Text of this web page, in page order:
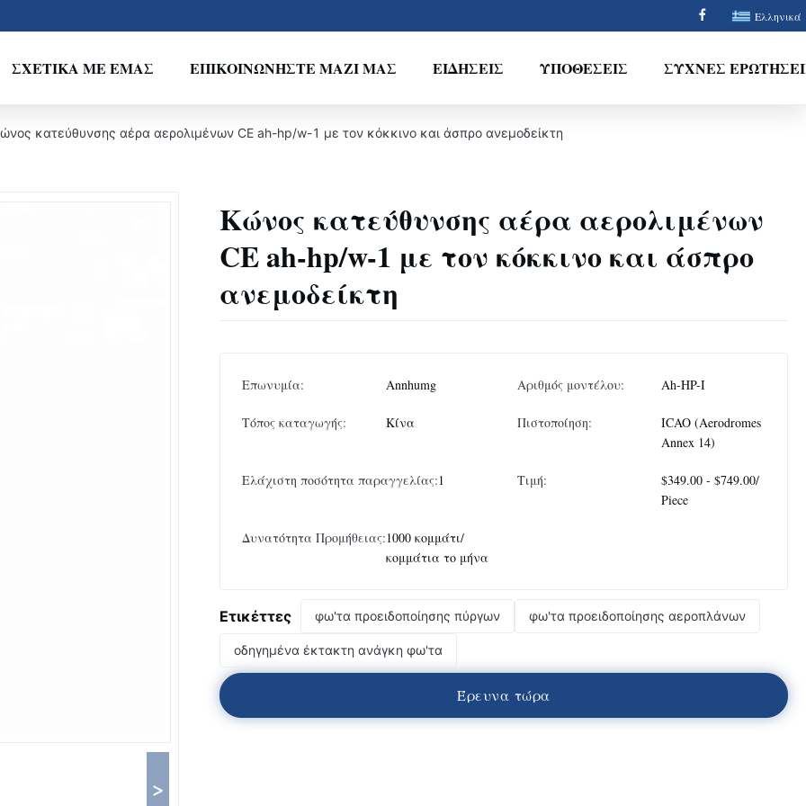
Ελληνικά
ΣΧΕΤΙΚΆ ΜΕ ΕΜΆΣ ΕΠΙΚΟΙΝΩΝΉΣΤΕ ΜΑΖΊ ΜΑΣ ΕΙΔΉΣΕΙΣ ΥΠΟΘΈΣΕΙΣ ΣΥΧΝΈΣ
κατεύθυνσης αέρα αερολιμένων CE ah-hp/w-1 με τον κόκκινο και άσπρο ανεμοδείκτη
>
Κώνος κατεύθυνσης αέρα αερολιμένων
CE ah-hp/w-1 με τον κόκκινο και άσπρο
ανεμοδείκτη
Επωνυμία: Annhumg Αριθμός μοντέλου: Ah-HP-Ι
Τόπος καταγωγής: Κίνα Πιστοποίηση:
ICAO (Aerodromes
Annex 14)
Ελάχιστη ποσότητα παραγγελίας:1 Τιμή:
$349.00 - $749.00/
Piece
Δυνατότητα Προμήθειας:1000 κομμάτι/
κομμάτια το μήνα
Ετικέττες φω'τα προειδοποίησης πύργων φω'τα προειδοποίησης αεροπλάνων
οδηγημένα έκτακτη ανάγκη φω'τα
Έρευνα τώρα